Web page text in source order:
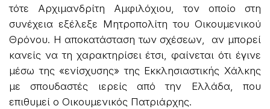
τότε Αρχιμανδρίτη Αμφιλόχιου, τον οποίο στη
συνέχεια εξέλεξε Μητροπολίτη του Οικουμενικού
Θρόνου. Η αποκατάσταση των σχέσεων, αν μπορεί
κανείς να τη χαρακτηρίσει έτσι, φαίνεται ότι έγινε
μέσω της «ενίσχυσης» της Εκκλησιαστικής Χάλκης
με σπουδαστές ιερείς από την Ελλάδα, που
επιθυμεί ο Οικουμενικός Πατριάρχης.